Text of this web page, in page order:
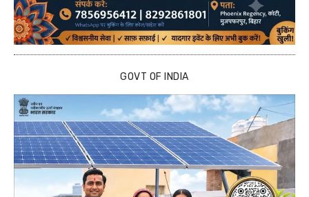
GOVT OF INDIA